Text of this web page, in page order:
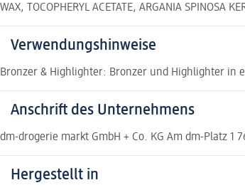
WAX, TOCOPHERYL ACETATE, ARGANIA SPINOSA
Verwendungshinweise
Bronzer & Highlighter: Bronzer und Highlighter in
Anschrift des Unternehmens
dm-drogerie markt GmbH + Co. KG Am dm-Platz 1
Hergestellt in